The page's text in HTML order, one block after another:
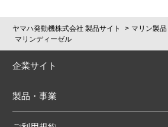
ヤマハ発動機株式会社 製品サイト マリン製品
マリンディーゼル
企業サイト
製品・事業